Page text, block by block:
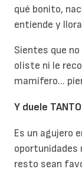
qué bonito,
entiende y
Sientes que
oliste ni le
mamífero...
Y duele
Es un agujero
oportunidades
resto sean